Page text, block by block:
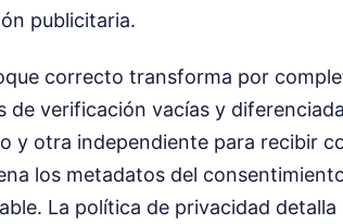
publicitaria.
correcto transforma por
de verificación vacías y
y otra independiente para recibir
los metadatos del
La política de privacidad